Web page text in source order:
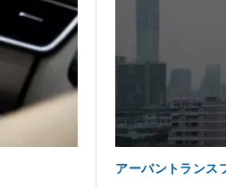
アーバントランス